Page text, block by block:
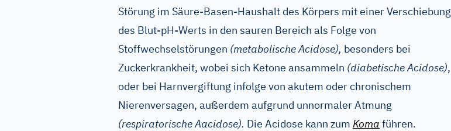
Störung im Säure-Basen-Haushalt des Körpers mit einer Verschiebung
des Blut-pH-Werts in den sauren Bereich als Folge von
Stoffwechselstörungen (metabolische Acidose), besonders bei
Zuckerkrankheit, wobei sich Ketone ansammeln (diabetische Acidose),
oder bei Harnvergiftung infolge von akutem oder chronischem
Nierenversagen, außerdem aufgrund unnormaler Atmung
(respiratorische Aacidose). Die Acidose kann zum Koma führen.